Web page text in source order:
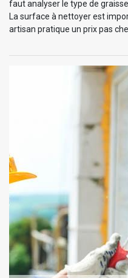
faut analyser le type de
La surface à nettoyer est
artisan pratique un prix pas